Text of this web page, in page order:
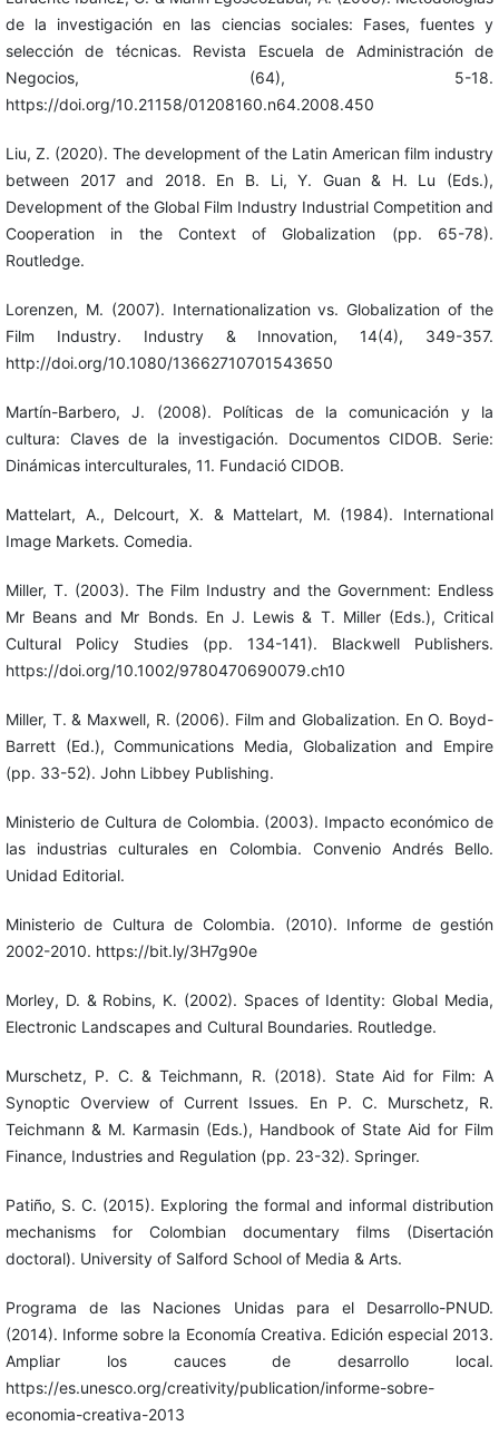
de la investigación en las ciencias sociales: Fases, fuentes y
selección de técnicas. Revista Escuela de Administración de
Negocios, (64), 5-18.
https://doi.org/10.21158/01208160.n64.2008.450
Liu, Z. (2020). The development of the Latin American film industry
between 2017 and 2018. En B. Li, Y. Guan & H. Lu (Eds.),
Development of the Global Film Industry Industrial Competition and
Cooperation in the Context of Globalization (pp. 65-78).
Routledge.
Lorenzen, M. (2007). Internationalization vs. Globalization of the
Film Industry. Industry & Innovation, 14(4), 349-357.
http://doi.org/10.1080/13662710701543650
Martín-Barbero, J. (2008). Políticas de la comunicación y la
cultura: Claves de la investigación. Documentos CIDOB. Serie:
Dinámicas interculturales, 11. Fundació CIDOB.
Mattelart, A., Delcourt, X. & Mattelart, M. (1984). International
Image Markets. Comedia.
Miller, T. (2003). The Film Industry and the Government: Endless
Mr Beans and Mr Bonds. En J. Lewis & T. Miller (Eds.), Critical
Cultural Policy Studies (pp. 134-141). Blackwell Publishers.
https://doi.org/10.1002/9780470690079.ch10
Miller, T. & Maxwell, R. (2006). Film and Globalization. En O. Boyd-
Barrett (Ed.), Communications Media, Globalization and Empire
(pp. 33-52). John Libbey Publishing.
Ministerio de Cultura de Colombia. (2003). Impacto económico de
las industrias culturales en Colombia. Convenio Andrés Bello.
Unidad Editorial.
Ministerio de Cultura de Colombia. (2010). Informe de gestión
2002-2010. https://bit.ly/3H7g90e
Morley, D. & Robins, K. (2002). Spaces of Identity: Global Media,
Electronic Landscapes and Cultural Boundaries. Routledge.
Murschetz, P. C. & Teichmann, R. (2018). State Aid for Film: A
Synoptic Overview of Current Issues. En P. C. Murschetz, R.
Teichmann & M. Karmasin (Eds.), Handbook of State Aid for Film
Finance, Industries and Regulation (pp. 23-32). Springer.
Patiño, S. C. (2015). Exploring the formal and informal distribution
mechanisms for Colombian documentary films (Disertación
doctoral). University of Salford School of Media & Arts.
Programa de las Naciones Unidas para el Desarrollo-PNUD.
(2014). Informe sobre la Economía Creativa. Edición especial 2013.
Ampliar los cauces de desarrollo local.
https://es.unesco.org/creativity/publication/informe-sobre-
economia-creativa-2013